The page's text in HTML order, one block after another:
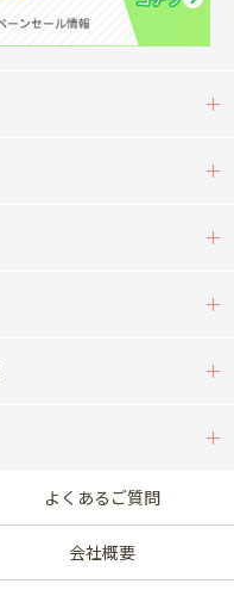
よくあるご質問
会社概要